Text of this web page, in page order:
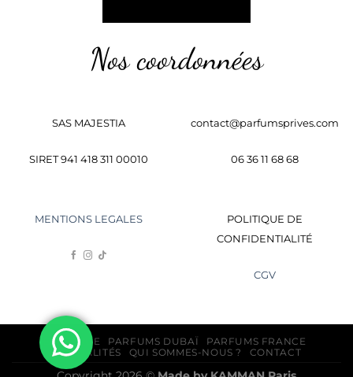
Nos coordonnées
SAS MAJESTIA
SIRET 941 418 311 00010
contact@parfumsprives.com
06 36 11 68 68
MENTIONS LEGALES
POLITIQUE DE
CONFIDENTIALITÉ
CGV
BOUTIQUE PARFUMS DUBAÏ
PARFUMS FRANCE
ACTUALITÉS
QUI SOMMES-NOUS ? CONTACT